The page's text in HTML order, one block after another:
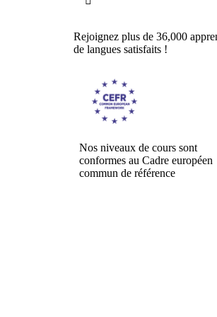
Rejoignez plus de 36,000
de langues satisfaits !
Nos niveaux de cours sont
conformes au Cadre européen
commun de référence